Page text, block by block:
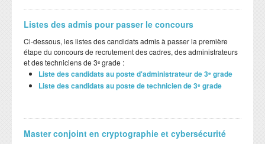
Listes des admis pour passer le concours
Ci-dessous, les listes des candidats admis à passer la première
étape du concours de recrutement des cadres, des administrateurs
et des techniciens de 3ᵉ grade :
Liste des candidats au poste d'administrateur de 3ᵉ grade
Liste des candidats au poste de technicien de 3ᵉ grade
Master conjoint en cryptographie et cybersécurité